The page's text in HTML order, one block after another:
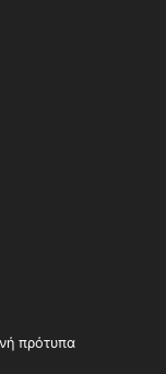
πρότυπα